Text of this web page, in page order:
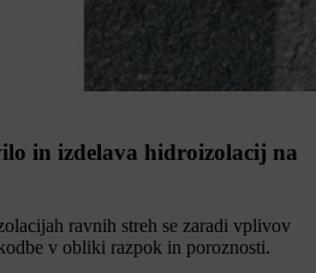
in izdelava hidroizolacij na
ravnih streh se zaradi vplivov
v obliki razpok in poroznosti.